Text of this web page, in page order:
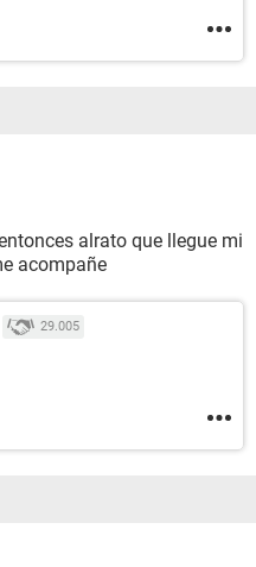
alrato que llegue mi
acompañe
29.005